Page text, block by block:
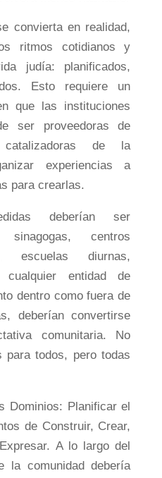
convierta en realidad,
ritmos cotidianos y
judía: planificados,
Esto requiere un
que las instituciones
ser proveedoras de
de la
experiencias a
para crearlas.
deberían ser
sinagogas, centros
escuelas diurnas,
entidad de
dentro como fuera de
deberían convertirse
comunitaria. No
para todos, pero todas
Dominios: Planificar el
de Construir, Crear,
A lo largo del
la comunidad debería